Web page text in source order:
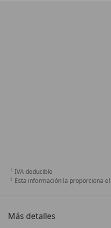
IVA deducible
Esta información la proporciona
Más detalles